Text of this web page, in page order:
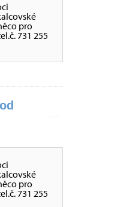
pro
731 255
pro
731 255